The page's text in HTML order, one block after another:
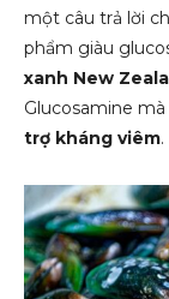
một câu trả lời
phẩm giàu
xanh New
Glucosamine
trợ kháng viêm.